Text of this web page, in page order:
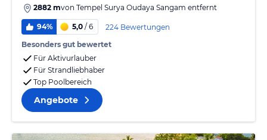
2882 mvon Tempel Surya Oudaya Sangam entfernt
94% 5,0 / 6
224 Bewertungen
Besonders gut bewertet
Für Aktivurlauber
Für Strandliebhaber
Top Poolbereich
Angebote